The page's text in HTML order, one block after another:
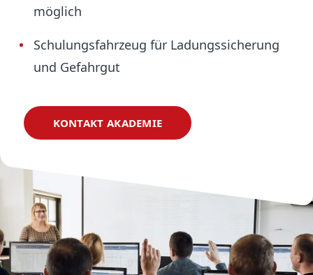
möglich
Schulungsfahrzeug für Ladungssicherung
und Gefahrgut
KONTAKT AKADEMIE